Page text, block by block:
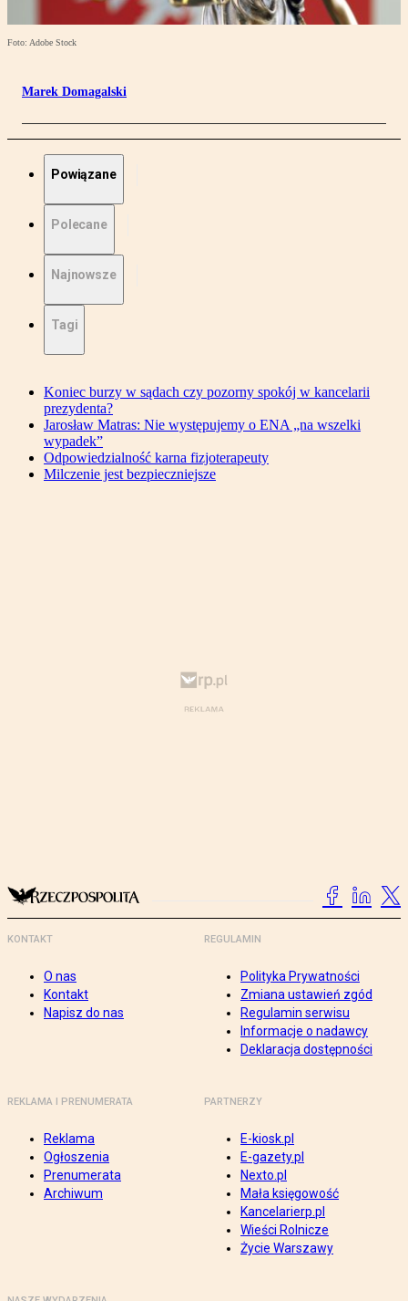
Foto: Adobe Stock
Marek Domagalski
Powiązane
Polecane
Najnowsze
Tagi
Koniec burzy w sądach czy pozorny spokój w kancelarii
prezydenta?
Jarosław Matras: Nie występujemy o ENA „na wszelki
wypadek”
Odpowiedzialność karna fizjoterapeuty
Milczenie jest bezpieczniejsze
KONTAKT
O nas
Kontakt
Napisz do nas
REGULAMIN
Polityka Prywatności
Zmiana ustawień zgód
Regulamin serwisu
Informacje o nadawcy
Deklaracja dostępności
REKLAMA I PRENUMERATA
Reklama
Ogłoszenia
Prenumerata
Archiwum
PARTNERZY
E-kiosk.pl
E-gazety.pl
Nexto.pl
Mała księgowość
Kancelarierp.pl
Wieści Rolnicze
Życie Warszawy